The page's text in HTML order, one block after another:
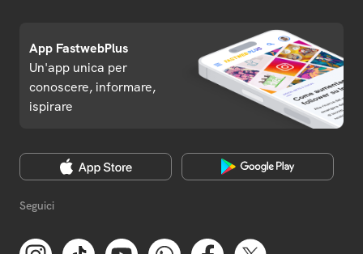
App FastwebPlus
Un'app unica per
conoscere, informare,
ispirare
Seguici